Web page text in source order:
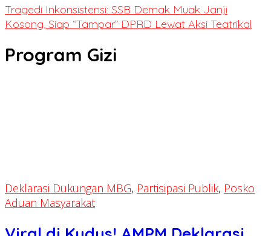
Tragedi Inkonsistensi: SSB Demak Muak Janji
Kosong, Siap “Tampar” DPRD Lewat Aksi Teatrikal
Program Gizi
Deklarasi Dukungan MBG, Partisipasi Publik, Posko
Aduan Masyarakat